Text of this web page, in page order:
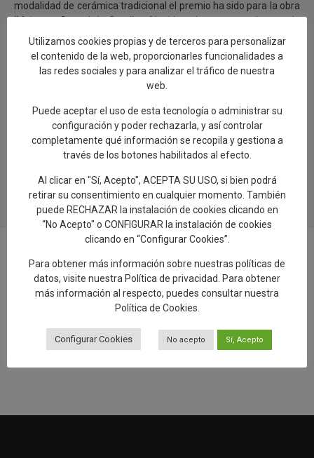
modalidad de cerámica tradicional el premio ha sido para la obra
‘Mujer en florero’ de Catalina Alcaide; mientras que el segundo
ha sido para ‘Rosetón fuente’ de José Manuel Gálvez.
Por otro lado, en cerámica contemporánea, el primer premio ha
sido para ‘Oltre Miffente’ de Leonardo Bartolini; y el segundo
para ‘Reincarnation’ de Kainting Chan.
0
Añadir reseña en Google
Rellenar encuesta de calidad
Utilizamos cookies propias y de terceros para personalizar
el contenido de la web, proporcionarles funcionalidades a
las redes sociales y para analizar el tráfico de nuestra
web.
Puede aceptar el uso de esta tecnología o administrar su
configuración y poder rechazarla, y así controlar
completamente qué información se recopila y gestiona a
través de los botones habilitados al efecto.
Al clicar en "Sí, Acepto", ACEPTA SU USO, si bien podrá
retirar su consentimiento en cualquier momento. También
puede RECHAZAR la instalación de cookies clicando en
“No Acepto" o CONFIGURAR la instalación de cookies
clicando en “Configurar Cookies”.
Para obtener más información sobre nuestras políticas de
datos, visite nuestra Política de privacidad. Para obtener
más información al respecto, puedes consultar nuestra
Política de Cookies.
Configurar Cookies No acepto Sí, Acepto